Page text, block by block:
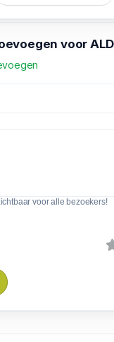
voor
voor alle bezoekers!